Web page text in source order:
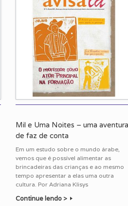
Mil e Uma Noites – uma
de faz de conta
Em um estudo sobre o mundo árabe,
vemos que é possível alimentar as
brincadeiras das crianças e ao mesmo
tempo apresentar a elas uma outra
cultura. Por Adriana Klisys
Continue lendo >